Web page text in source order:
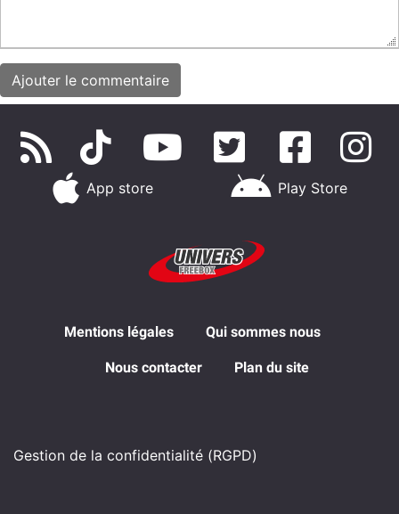
App store Play Store
Mentions légales Qui sommes nous
Nous contacter Plan du site
Gestion de la confidentialité (RGPD)